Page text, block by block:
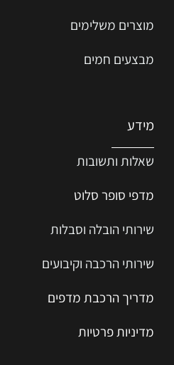
מוצרים משלימים
מבצעים חמים
מידע
שאלות ותשובות
מדפי סופר סלוט
שירותי הובלה וסבלות
שירותי הרכבה וקיבועים
מדריך הרכבת מדפים
מדיניות פרטיות